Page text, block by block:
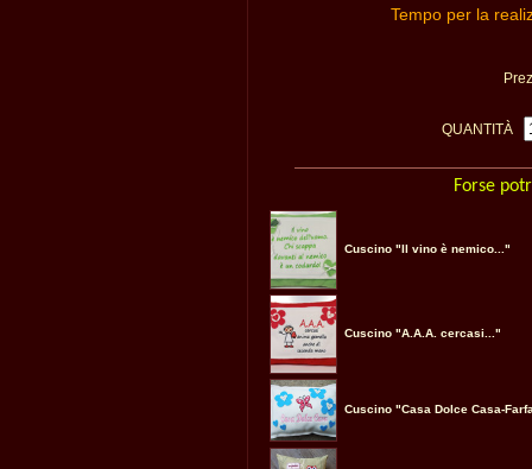
Tempo per la
QUANTITÀ
Forse
Cuscino "Il vino è nemico..."
Cuscino "A.A.A. cercasi..."
Cuscino "Casa Dolce Casa-